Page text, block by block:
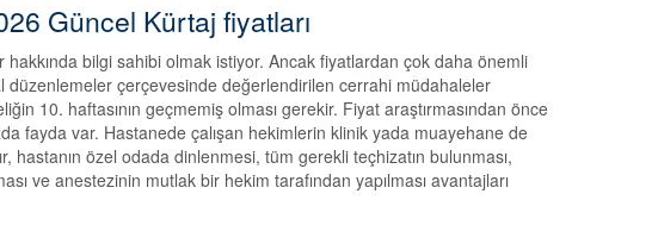
Güncel Kürtaj fiyatları
hakkında bilgi sahibi olmak istiyor. Ancak fiyatlardan çok daha önemli
düzenlemeler çerçevesinde değerlendirilen cerrahi müdahaleler
10. haftasının geçmemiş olması gerekir. Fiyat araştırmasından önce
fayda var. Hastanede çalışan hekimlerin klinik yada muayehane de
hastanın özel odada dinlenmesi, tüm gerekli teçhizatın bulunması,
ve anestezinin mutlak bir hekim tarafından yapılması avantajları